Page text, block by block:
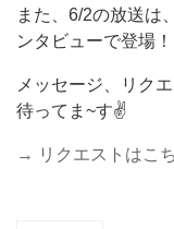
また、6/2の放送は
ンタビューで登場！
メッセージ、リクエ
待ってま~す✌️
→ リクエストはこ